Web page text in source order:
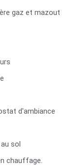
gaz et mazout
d'ambiance
sol
chauffage.